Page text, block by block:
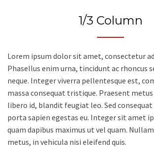
1/3 Column
Lorem ipsum dolor sit amet, consectetur
Phasellus enim urna, tincidunt ac rhoncus
neque. Integer viverra pellentesque est,
massa consequat tristique. Praesent
libero id, blandit feugiat leo. Sed
porta sapien egestas eu. Integer sit amet
quam dapibus maximus ut vel quam.
metus, in vehicula nisi eleifend quis.